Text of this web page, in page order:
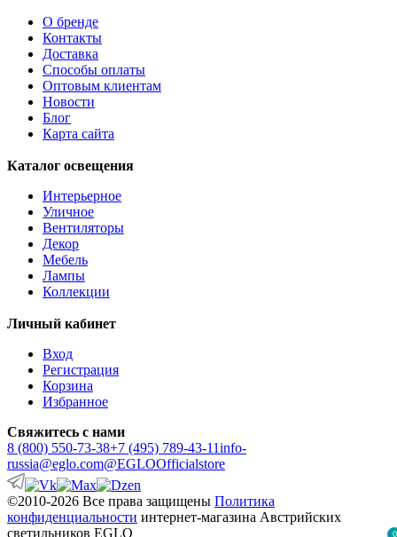
0
О бренде
Контакты
Доставка
Способы оплаты
Оптовым клиентам
Новости
Блог
Карта сайта
Каталог освещения
Интерьерное
Уличное
Вентиляторы
Декор
Мебель
Лампы
Коллекции
Личный кабинет
Вход
Регистрация
Корзина
Избранное
Свяжитесь с нами
8 (800) 550-73-38+7 (495) 789-43-11info-
russia@eglo.com@EGLOOfficialstore
©2010-2026 Все права защищены Политика
конфиденциальности интернет-магазина Австрийских
светильников EGLO